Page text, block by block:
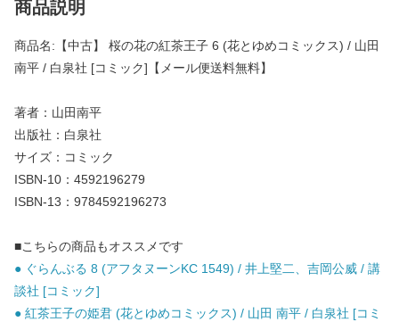
商品説明
商品名:【中古】 桜の花の紅茶王子 6 (花とゆめコミックス) / 山田
南平 / 白泉社 [コミック]【メール便送料無料】
著者：山田南平
出版社：白泉社
サイズ：コミック
ISBN-10：4592196279
ISBN-13：9784592196273
■こちらの商品もオススメです
● ぐらんぶる 8 (アフタヌーンKC 1549) / 井上堅二、吉岡公威 / 講
談社 [コミック]
● 紅茶王子の姫君 (花とゆめコミックス) / 山田 南平 / 白泉社 [コミ